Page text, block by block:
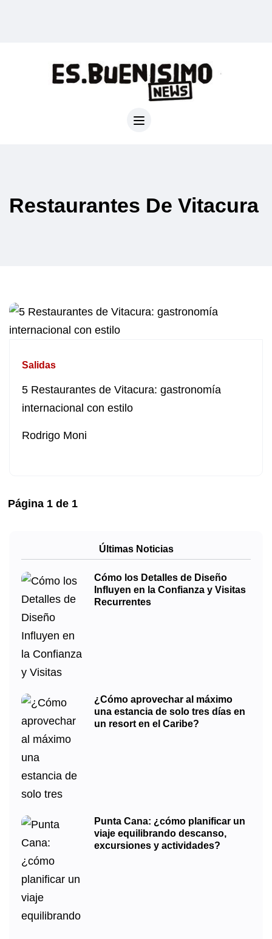
Restaurantes De Vitacura
Salidas
5 Restaurantes de Vitacura: gastronomía
internacional con estilo
Rodrigo Moni
Página 1 de 1
Últimas Noticias
Cómo los Detalles de Diseño
Influyen en la Confianza y Visitas
Recurrentes
¿Cómo aprovechar al máximo
una estancia de solo tres días en
un resort en el Caribe?
Punta Cana: ¿cómo planificar un
viaje equilibrando descanso,
excursiones y actividades?